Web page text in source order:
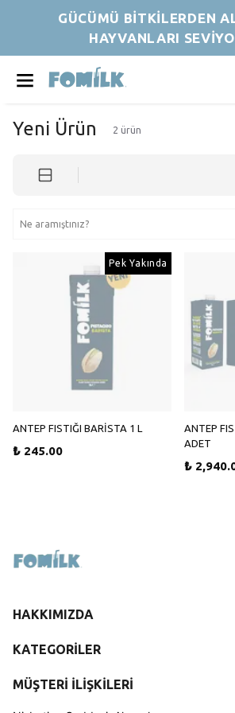
GÜCÜMÜ BİTKİLERDEN
HAYVANLARI
Yeni Ürün 2 ürün
Pek Yakında
ANTEP FISTIĞI BARİSTA 1 L
₺ 245.00
ANTEP
ADET
₺
HAKKIMIZDA
KATEGORİLER
MÜŞTERİ İLİŞKİLERİ